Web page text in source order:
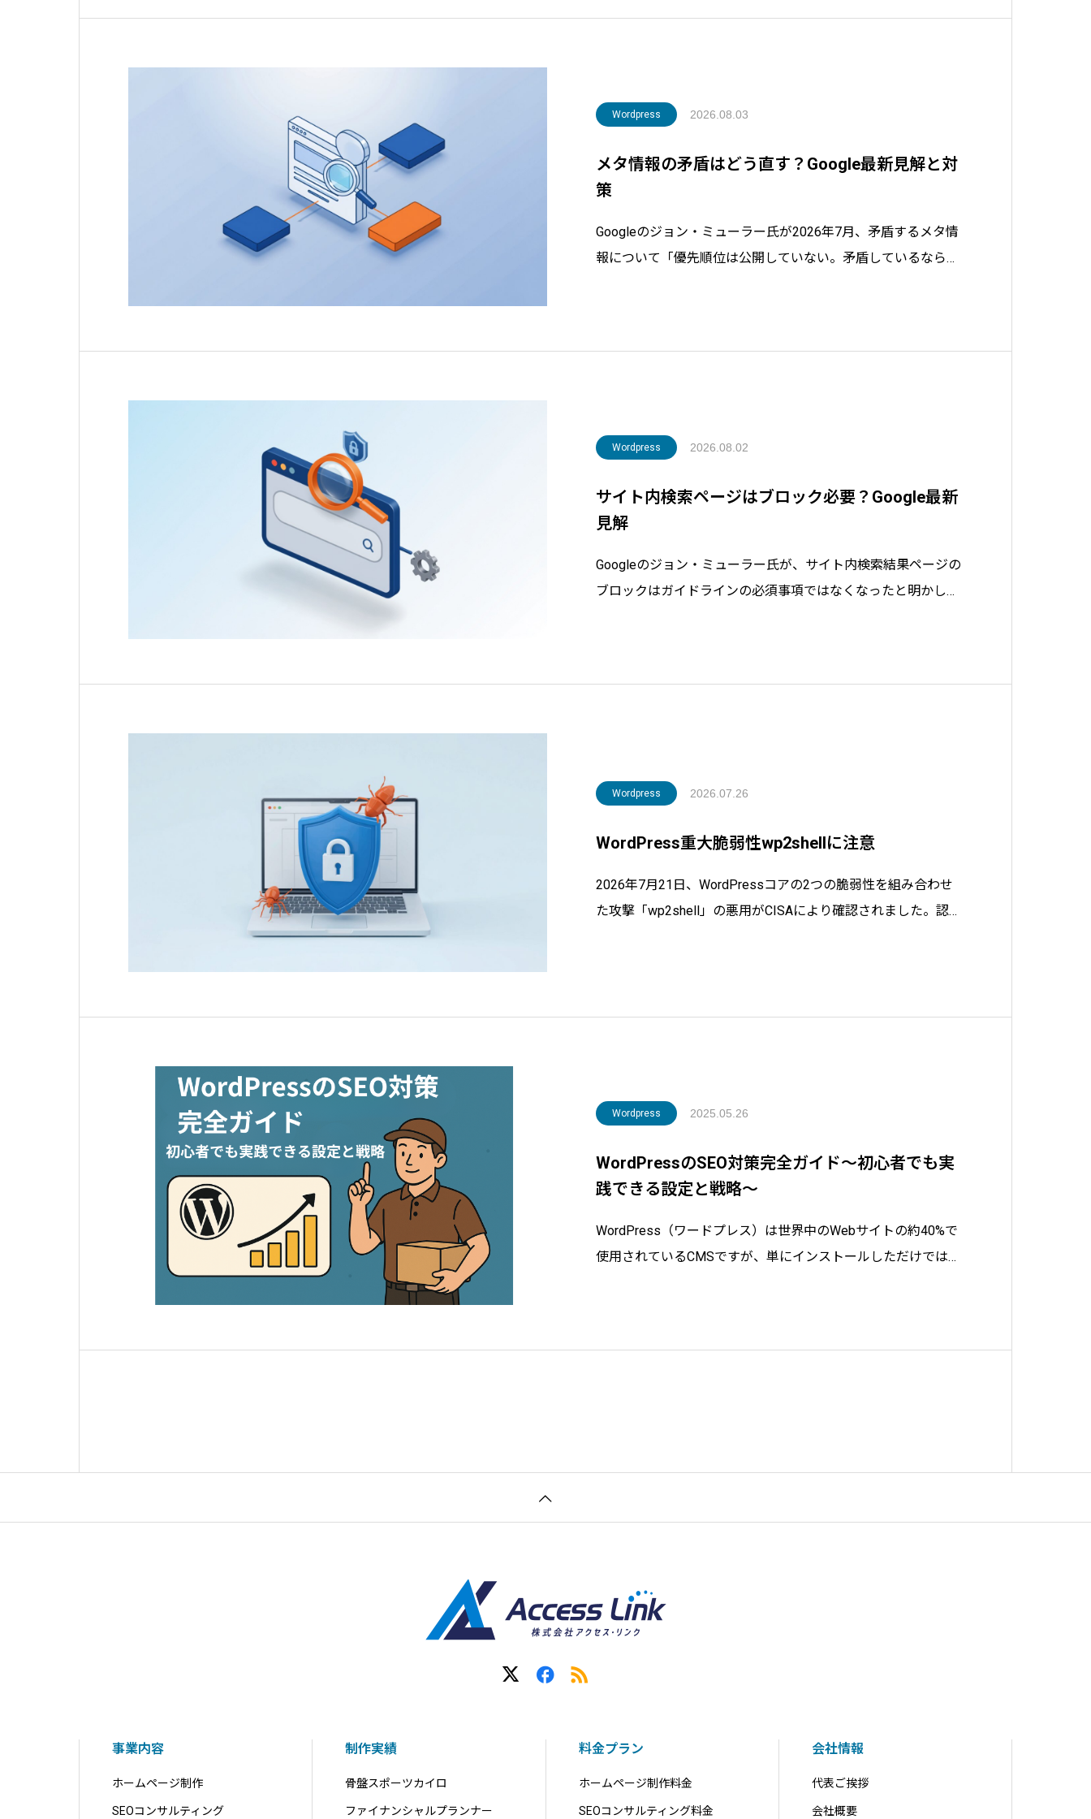
Wordpress 2026.08.03
メタ情報の矛盾はどう直す？Google最新見解と対
策
Googleのジョン・ミューラー氏が2026年7月、矛盾するメタ情
報について「優先順位は公開していない。矛盾しているなら直
Wordpress 2026.08.02
サイト内検索ページはブロック必要？Google最新
見解
Googleのジョン・ミューラー氏が、サイト内検索結果ページの
ブロックはガイドラインの必須事項ではなくなったと明かしま
Wordpress 2026.07.26
WordPress重大脆弱性wp2shellに注意
2026年7月21日、WordPressコアの2つの脆弱性を組み合わせ
た攻撃「wp2shell」の悪用がCISAにより確認されました。認証
Wordpress 2025.05.26
WordPressのSEO対策完全ガイド～初心者でも実
践できる設定と戦略～
WordPress（ワードプレス）は世界中のWebサイトの約40%で
使用されているCMSですが、単にインストールしただけでは検
事業内容
ホームページ制作
SEOコンサルティング
制作実績
骨盤スポーツカイロ
ファイナンシャルプランナー
料金プラン
ホームページ制作料金
SEOコンサルティング料金
会社情報
代表ご挨拶
会社概要